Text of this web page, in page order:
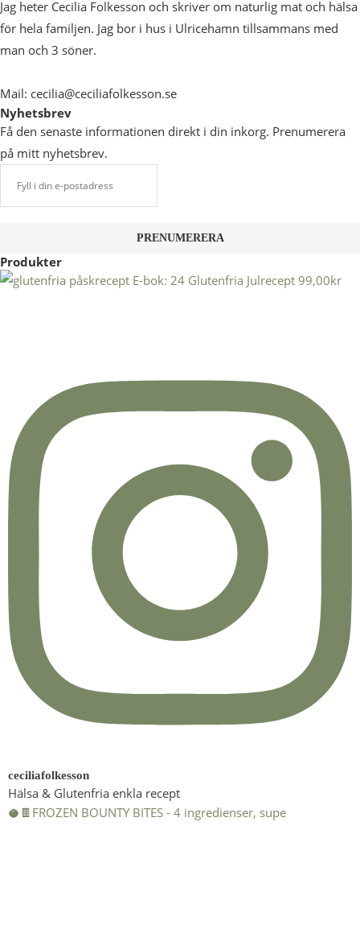
Jag heter Cecilia Folkesson och skriver om naturlig mat och hälsa
för hela familjen. Jag bor i hus i Ulricehamn tillsammans med
man och 3 söner.
Mail: cecilia@ceciliafolkesson.se
Nyhetsbrev
Få den senaste informationen direkt i din inkorg. Prenumerera
på mitt nyhetsbrev.
Produkter
E-bok: 24 Glutenfria Julrecept 99,00kr
ceciliafolkesson
Hälsa & Glutenfria enkla recept
🥥🍫FROZEN BOUNTY BITES - 4 ingredienser, supe